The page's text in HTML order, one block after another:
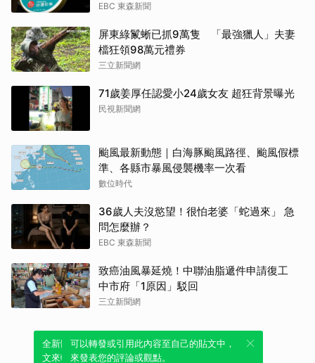
EBC 東森新聞
屏東綠鬣蜥已抓9萬隻 「最強獵人」夫妻
檔狂領98萬元禮券
三立新聞網
71歲姜厚任認愛小24歲女友 超狂背景曝光
民視新聞網
颱風最新動態｜白海豚颱風路徑、颱風假標
準、各縣市暴風侵襲機率一次看
數位時代
36歲人夫沒慾望！很怕老婆「蛇過來」 急
問怎麼辦？
EBC 東森新聞
致癌油風暴延燒！中聯油脂遞件申請復工
中市府「1原因」駁回
三立新聞網
全新體驗！一鍵引用此內容，透過發布貼
文來輕鬆表達個人立場。
可以轉發或引用此內容至自己的貼文中，
來發表您的評論或觀點。